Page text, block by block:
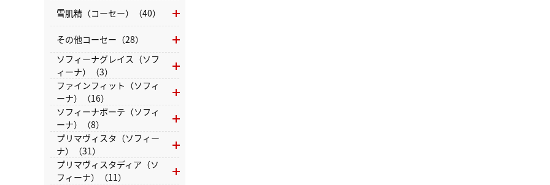
雪肌精（コーセー）（40）
その他コーセー（28）
ソフィーナグレイス（ソフ
ィーナ）（3）
ファインフィット（ソフィ
ーナ）（16）
ソフィーナボーテ（ソフィ
ーナ）（8）
プリマヴィスタ（ソフィー
ナ）（31）
プリマヴィスタディア（ソ
フィーナ）（11）